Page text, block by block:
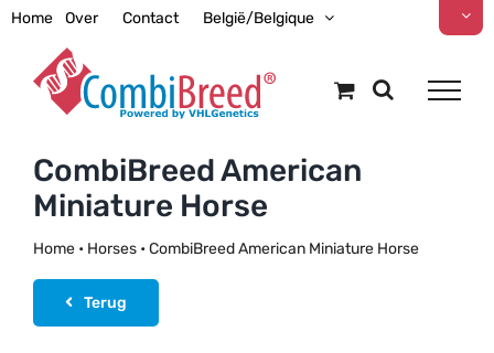
Ga
inhoud
Home Over Contact België/Belgique
CombiBreed American
Miniature Horse
Home• Horses• CombiBreed American Miniature Horse
Terug